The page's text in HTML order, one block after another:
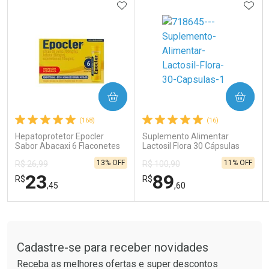
(168)
Hepatoprotetor Epocler
Sabor Abacaxi 6 Flaconetes
R$ 26,99
R$23,45
13% OFF
ADICIONAR AOS FAVORITOS
COMPRAR
(16)
Suplemento Alimentar
Lactosil Flora 30 Cápsulas
R$ 100,90
R$89,60
11% OFF
COMPRAR
Cadastre-se para receber novidades
Receba as melhores ofertas e super descontos